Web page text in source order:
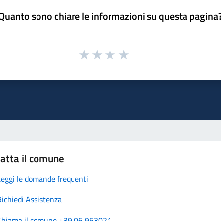
sono chiare le informazioni su questa
il comune
le domande frequenti
Assistenza